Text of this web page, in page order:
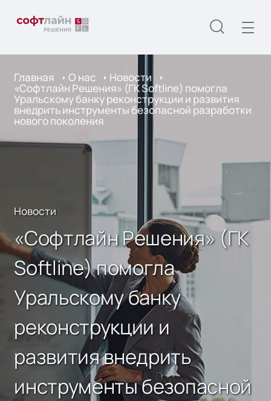
Главная О нас Новости
«Софтлайн Решения» (ГК Softline) помогла
Уральскому банку реконструкции и развития
внедрить инструменты безопасной разработки
нового поколения
Новости
«Софтлайн Решения» (ГК
Softline) помогла
Уральскому банку
реконструкции и
развития внедрить
инструменты безопасной